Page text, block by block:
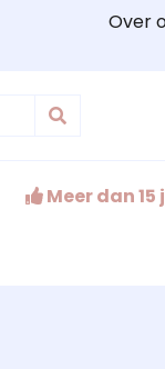
Over
Meer dan